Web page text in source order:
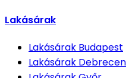
Lakásárak
Lakásárak Budapest
Lakásárak Debrecen